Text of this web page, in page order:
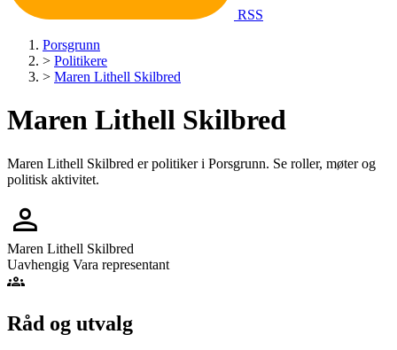
RSS
Porsgrunn
> Politikere
> Maren Lithell Skilbred
Maren Lithell Skilbred
Maren Lithell Skilbred er politiker i Porsgrunn. Se roller, møter og
politisk aktivitet.
person
Maren Lithell Skilbred
Uavhengig Vara representant
groups
Råd og utvalg